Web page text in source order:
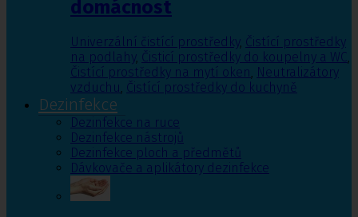
domácnost
Univerzální čistící prostředky, Čistící prostředky
na podlahy, Čisticí prostředky do koupelny a WC,
Čistící prostředky na mytí oken, Neutralizátory
vzduchu, Čistící prostředky do kuchyně
Dezinfekce
Dezinfekce na ruce
Dezinfekce nástrojů
Dezinfekce ploch a předmětů
Dávkovače a aplikátory dezinfekce